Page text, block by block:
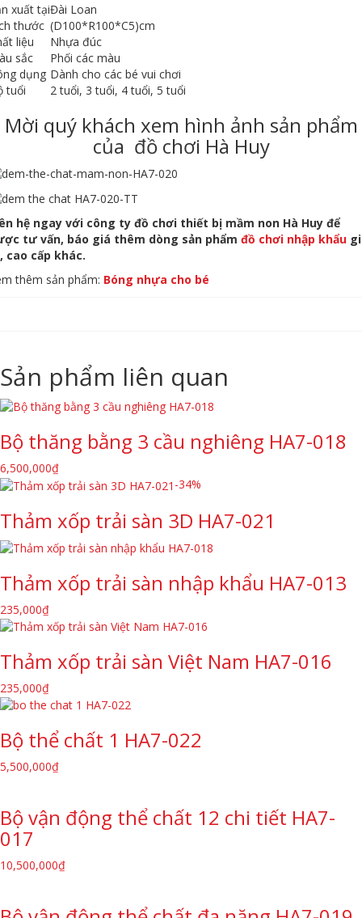
xuất tạiĐài Loan
thước (D100*R100*C5)cm
liệu
Nhựa đúc
sắc
Phối các màu
dụng Dành cho các bé vui chơi
tuổi
2 tuổi, 3 tuổi, 4 tuổi, 5 tuổi
Mời quý khách xem hình ảnh sản phẩm
của đồ chơi Hà Huy
hệ ngay với công ty đồ chơi thiết bị mầm non Hà Huy để
tư vấn, báo giá thêm dòng sản phẩm đồ chơi nhập khẩu
cao cấp khác.
thêm sản phẩm: Bóng nhựa cho bé
Sản phẩm liên quan
Bộ thăng bằng 3 cầu nghiêng HA7-018
6,500,000₫
-34%
Thảm xốp trải sàn 3D HA7-021
Thảm xốp trải sàn nhập khẩu HA7-013
235,000₫
Thảm xốp trải sàn Việt Nam HA7-016
235,000₫
Bộ thể chất 1 HA7-022
5,500,000₫
Bộ vận động thể chất 12 chi tiết HA7-
017
10,500,000₫